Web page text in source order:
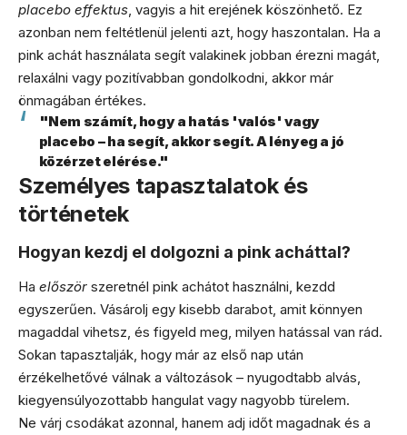
placebo effektus, vagyis a hit erejének köszönhető. Ez
azonban nem feltétlenül jelenti azt, hogy haszontalan. Ha a
pink achát használata segít valakinek jobban érezni magát,
relaxálni vagy pozitívabban gondolkodni, akkor már
önmagában értékes.
"Nem számít, hogy a hatás 'valós' vagy
placebo – ha segít, akkor segít. A lényeg a jó
közérzet elérése."
Személyes tapasztalatok és
történetek
Hogyan kezdj el dolgozni a pink acháttal?
Ha először szeretnél pink achátot használni, kezdd
egyszerűen. Vásárolj egy kisebb darabot, amit könnyen
magaddal vihetsz, és figyeld meg, milyen hatással van rád.
Sokan tapasztalják, hogy már az első nap után
érzékelhetővé válnak a változások – nyugodtabb alvás,
kiegyensúlyozottabb hangulat vagy nagyobb türelem.
Ne várj csodákat azonnal, hanem adj időt magadnak és a